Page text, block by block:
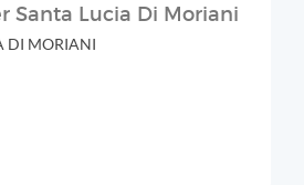
Santa Lucia Di Moriani
DI MORIANI